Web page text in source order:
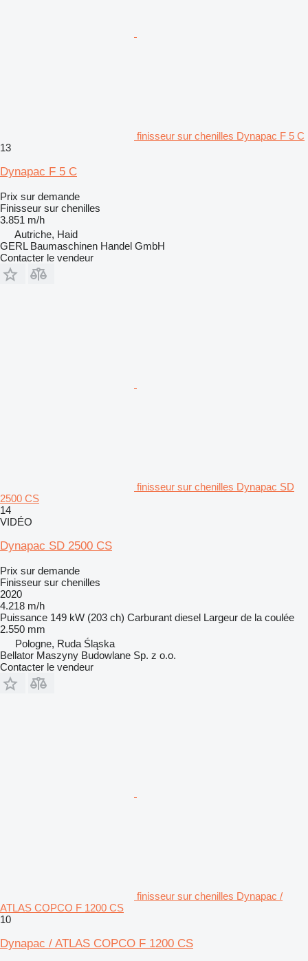
finisseur sur chenilles Dynapac F 5 C
13
Dynapac F 5 C
Prix sur demande
Finisseur sur chenilles
3.851 m/h
Autriche, Haid
GERL Baumaschinen Handel GmbH
Contacter le vendeur
finisseur sur chenilles Dynapac SD
2500 CS
14
VIDÉO
Dynapac SD 2500 CS
Prix sur demande
Finisseur sur chenilles
2020
4.218 m/h
Puissance 149 kW (203 ch) Carburant diesel Largeur de la coulée
2.550 mm
Pologne, Ruda Śląska
Bellator Maszyny Budowlane Sp. z o.o.
Contacter le vendeur
finisseur sur chenilles Dynapac /
ATLAS COPCO F 1200 CS
10
Dynapac / ATLAS COPCO F 1200 CS